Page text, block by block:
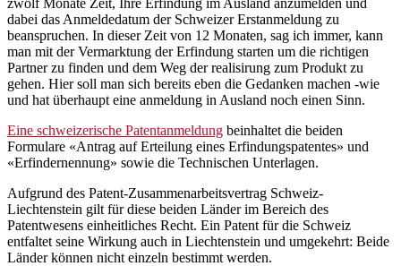
dabei das Anmeldedatum der Schweizer Erstanmeldung zu
beanspruchen. In dieser Zeit von 12 Monaten, sag ich immer, kann
man mit der Vermarktung der Erfindung starten um die richtigen
Partner zu finden und dem Weg der realisirung zum Produkt zu
gehen. Hier soll man sich bereits eben die Gedanken machen -wie
und hat überhaupt eine anmeldung in Ausland noch einen Sinn.
Eine schweizerische Patentanmeldung beinhaltet die beiden
Formulare «Antrag auf Erteilung eines Erfindungspatentes» und
«Erfindernennung» sowie die Technischen Unterlagen.
Aufgrund des Patent-Zusammenarbeitsvertrag Schweiz-
Liechtenstein gilt für diese beiden Länder im Bereich des
Patentwesens einheitliches Recht. Ein Patent für die Schweiz
entfaltet seine Wirkung auch in Liechtenstein und umgekehrt: Beide
Länder können nicht einzeln bestimmt werden.